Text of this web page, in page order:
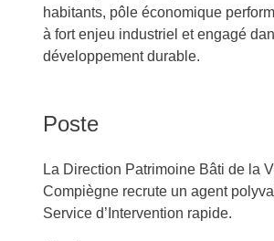
habitants, pôle économique
à fort enjeu industriel et engagé
développement durable.
Poste
La Direction Patrimoine Bâti de la
Compiègne recrute un agent
Service d’Intervention rapide.